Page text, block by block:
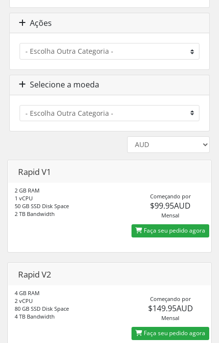
Ações
Selecione a moeda
Rapid V1
2 GB RAM
1 vCPU
50 GB SSD Disk Space
2 TB Bandwidth
Começando por
$99.95AUD
Mensal
Faça seu pedido agora
Rapid V2
4 GB RAM
2 vCPU
80 GB SSD Disk Space
4 TB Bandwidth
Começando por
$149.95AUD
Mensal
Faça seu pedido agora